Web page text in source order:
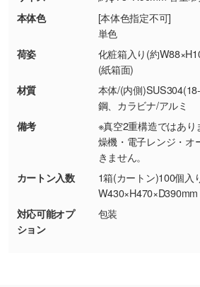
しく見る
・背景がある画像からキャラ
使いたいです
シンプルな背景のデータや、使
ター部分の輪郭がはっきりして
り抜き処理が可能です。→
詳し
・持っているデータの背景が足
しの作り方が分からない
印刷したいデータが印刷範囲よ
合、シンプルな色・柄の背景で
能です。→
詳しく見る
・商品到着後7日以上経過してい
・お客様のご都合による返品・
品・色・数量などの注文間違い
本体色
[本体色指定不可]
単色
荷姿
化粧箱入り(約
(紙箱面)
材質
本体/(内側
鋼、カラビナ/アルミ
備考
※真空2重構造ではあ
燥機・電子レンジ・オ
きません。
カートン入数
1箱(カートン)100個入
W430×H470×D390mm
対応可能オプ
ション
包装